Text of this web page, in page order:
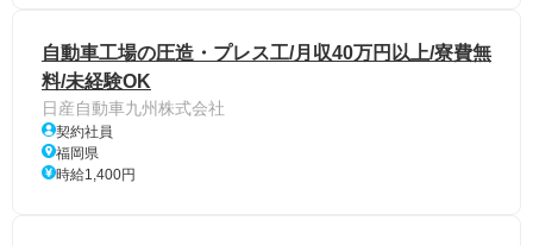
自動車工場の圧造・プレス工/月収40万円以上/寮費無
料/未経験OK
日産自動車九州株式会社
契約社員
福岡県
時給1,400円